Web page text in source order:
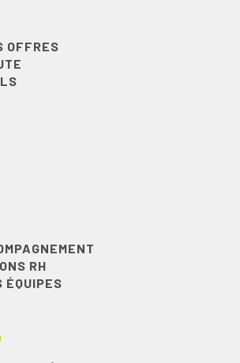
OFFRES
RH
ÉQUIPES